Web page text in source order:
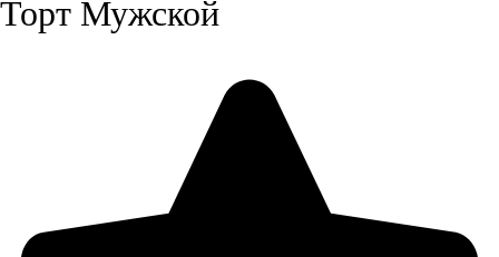
Торт Мужской